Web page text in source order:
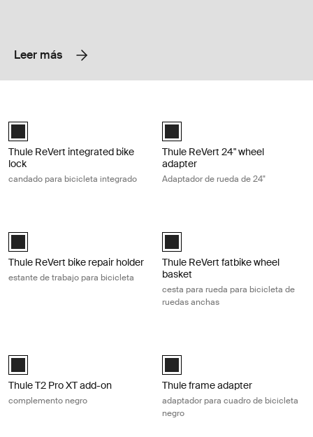
Leer más
Thule ReVert integrated bike lock Negro (selected)
Thule ReVert integrated bike
lock
candado para bicicleta integrado
Thule ReVert 24" wheel adapter
Thule ReVert 24" wheel
adapter
Adaptador de rueda de 24"
Thule ReVert bike repair holder Negro (selected)
Thule ReVert bike repair holder
estante de trabajo para bicicleta
Thule ReVert fatbike wheel
Thule ReVert fatbike wheel
basket
cesta para rueda para bicicleta de
ruedas anchas
Thule T2 Pro XT Add-On Negro (selected)
Thule T2 Pro XT add-on
complemento negro
Black (selected)
Thule frame adapter
adaptador para cuadro de bicicleta
negro